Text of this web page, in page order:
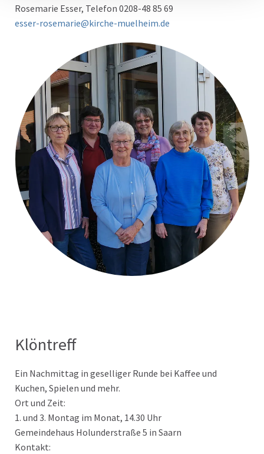
Rosemarie Esser, Telefon 0208-48 85 69
esser-rosemarie@kirche-muelheim.de
Klöntreff
Ein Nachmittag in geselliger Runde bei Kaffee und
Kuchen, Spielen und mehr.
Ort und Zeit:
1. und 3. Montag im Monat, 14.30 Uhr
Gemeindehaus Holunderstraße 5 in Saarn
Kontakt: